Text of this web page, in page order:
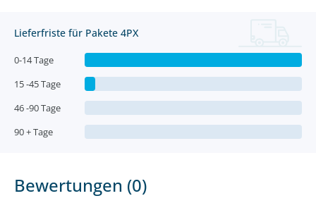
Lieferfriste für Pakete 4PX
0-14 Tage
15 -45 Tage
46 -90 Tage
90 + Tage
Bewertungen (0)